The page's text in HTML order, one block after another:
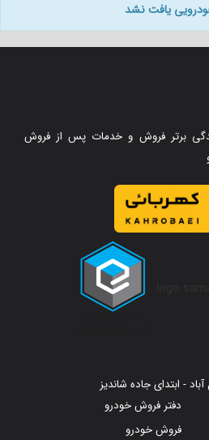
یافت نشد
برتر فروش و خدمات پس از فروش
- ابتدای جاده شاندیز
دفتر فروش خودرو
فروش خودرو